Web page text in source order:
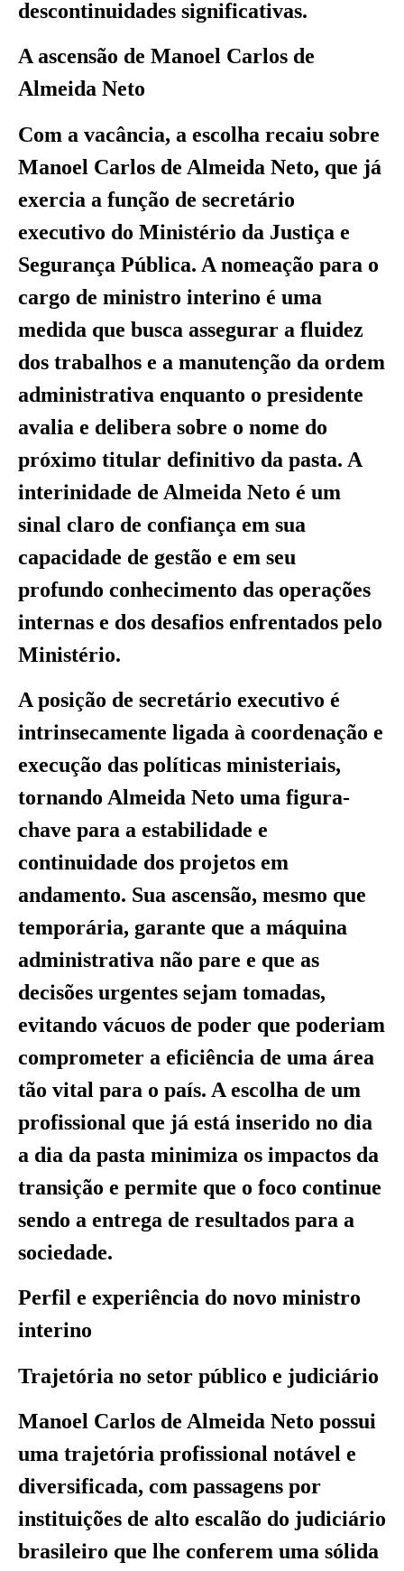
descontinuidades significativas.
A ascensão de Manoel Carlos de
Almeida Neto
Com a vacância, a escolha recaiu sobre
Manoel Carlos de Almeida Neto, que já
exercia a função de secretário
executivo do Ministério da Justiça e
Segurança Pública. A nomeação para o
cargo de ministro interino é uma
medida que busca assegurar a fluidez
dos trabalhos e a manutenção da ordem
administrativa enquanto o presidente
avalia e delibera sobre o nome do
próximo titular definitivo da pasta. A
interinidade de Almeida Neto é um
sinal claro de confiança em sua
capacidade de gestão e em seu
profundo conhecimento das operações
internas e dos desafios enfrentados pelo
Ministério.
A posição de secretário executivo é
intrinsecamente ligada à coordenação e
execução das políticas ministeriais,
tornando Almeida Neto uma figura-
chave para a estabilidade e
continuidade dos projetos em
andamento. Sua ascensão, mesmo que
temporária, garante que a máquina
administrativa não pare e que as
decisões urgentes sejam tomadas,
evitando vácuos de poder que poderiam
comprometer a eficiência de uma área
tão vital para o país. A escolha de um
profissional que já está inserido no dia
a dia da pasta minimiza os impactos da
transição e permite que o foco continue
sendo a entrega de resultados para a
sociedade.
Perfil e experiência do novo ministro
interino
Trajetória no setor público e judiciário
Manoel Carlos de Almeida Neto possui
uma trajetória profissional notável e
diversificada, com passagens por
instituições de alto escalão do judiciário
brasileiro que lhe conferem uma sólida